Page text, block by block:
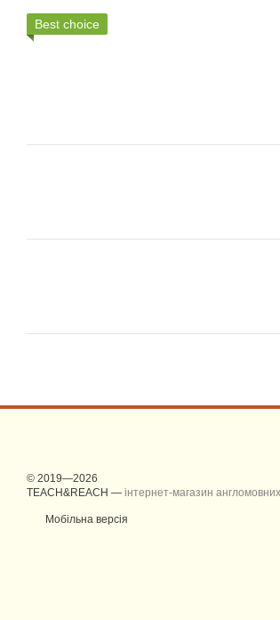
Best choice
© 2019—2026
TEACH&REACH — інтернет-магазин
Мобільна версія